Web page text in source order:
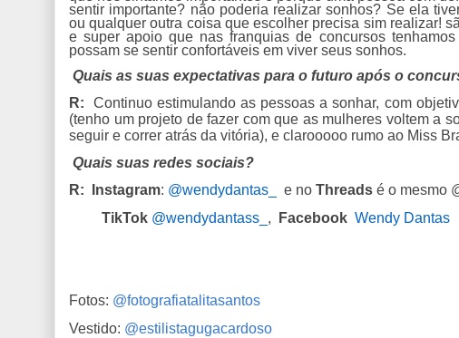
sentir importante? não poderia realizar sonhos? Se ela
ou qualquer outra coisa que escolher precisa sim realizar!
e super apoio que nas franquias de concursos
possam se sentir confortáveis em viver seus sonhos.
Quais as suas expectativas para o futuro após o
R: Continuo estimulando as pessoas a sonhar, com
(tenho um projeto de fazer com que as mulheres voltem a
seguir e correr atrás da vitória), e clarooooo rumo ao Miss
Quais suas redes sociais?
R:
Instagram: @wendydantas_ e no Threads é o mesmo
TikTok @wendydantass_ , Facebook Wendy Dantas
Fotos: @fotografiatalitasantos
Vestido: @estilistagugacardoso